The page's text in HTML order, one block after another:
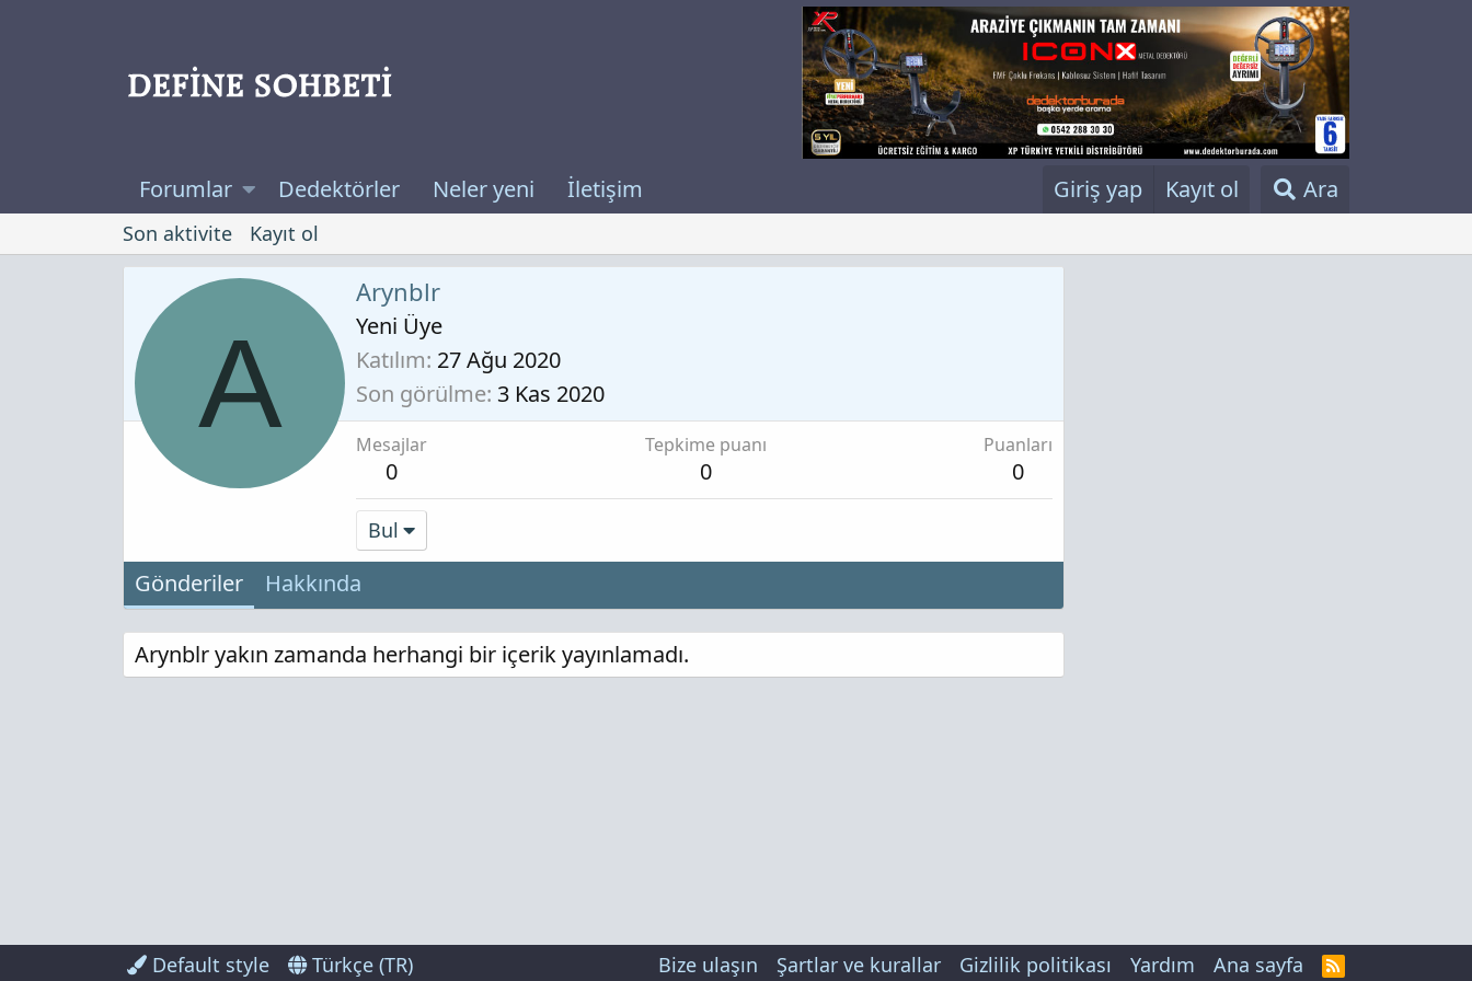
Forumlar Dedektörler Neler yeni İletişim Giriş yap Kayıt ol Ara
Son aktivite Kayıt ol
A
Arynblr
Yeni Üye
Katılım 27 Ağu 2020
Son görülme 3 Kas 2020
Mesajlar
0
Tepkime puanı
0
Puanları
0
Bul
Gönderiler Hakkında
Arynblr yakın zamanda herhangi bir içerik yayınlamadı.
Default style Türkçe (TR) Bize ulaşın Şartlar ve kurallar Gizlilik politikası Yardım Ana sayfa